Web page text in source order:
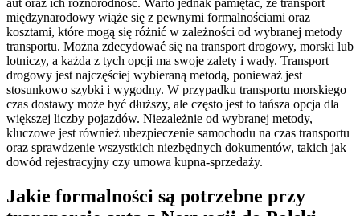
międzynarodowy wiąże się z pewnymi formalnościami oraz
kosztami, które mogą się różnić w zależności od wybranej metody
transportu. Można zdecydować się na transport drogowy, morski lub
lotniczy, a każda z tych opcji ma swoje zalety i wady. Transport
drogowy jest najczęściej wybieraną metodą, ponieważ jest
stosunkowo szybki i wygodny. W przypadku transportu morskiego
czas dostawy może być dłuższy, ale często jest to tańsza opcja dla
większej liczby pojazdów. Niezależnie od wybranej metody,
kluczowe jest również ubezpieczenie samochodu na czas transportu
oraz sprawdzenie wszystkich niezbędnych dokumentów, takich jak
dowód rejestracyjny czy umowa kupna-sprzedaży.
Jakie formalności są potrzebne przy